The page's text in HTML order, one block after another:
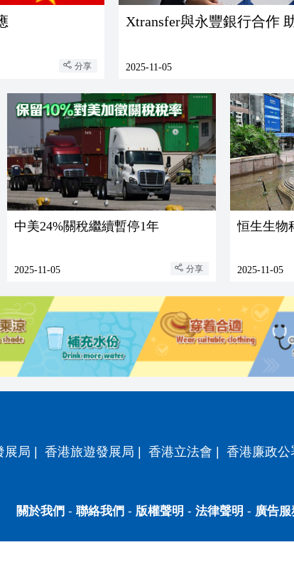
分享
Xtransfer與永豐銀行合作
2025-11-05
中美24%關稅繼續暫停1年
2025-11-05 分享
恒生生物
2025-11-05
展局 香港旅遊發展局 香港立法會 香港廉政公
關於我們 - 聯絡我們 - 版權聲明 - 法律聲明 - 廣告服